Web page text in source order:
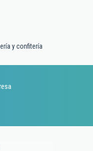
y confitería